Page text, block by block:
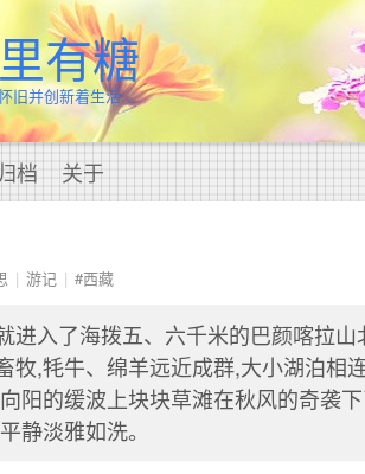
有糖
旧并创新着生活…
档 关于
游记 #西藏
进入了海拨五、六千米的巴颜喀拉
牧,牦牛、绵羊远近成群,大小湖泊相
阳的缓波上块块草滩在秋风的奇袭
静淡雅如洗。